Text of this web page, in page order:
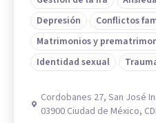
Depresión
Conflictos
Matrimonios y
Identidad sexual
Cordobanes 27, San José
03900 Ciudad de México,